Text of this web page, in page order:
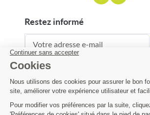
restez informé
contact@matijardin.fr 04
Matijardin